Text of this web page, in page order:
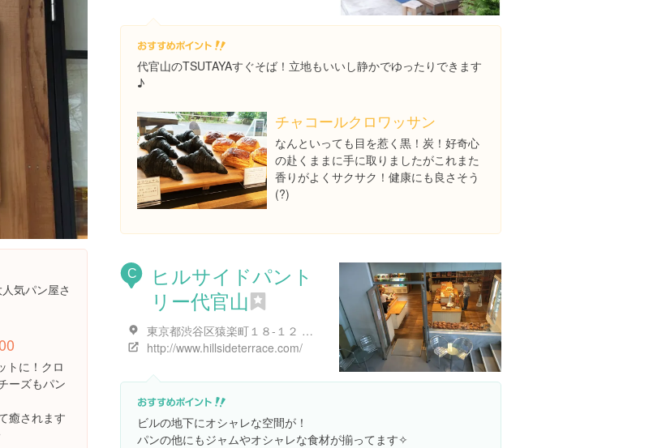
気パン屋さ
トに！クロ
ーズもパン
癒されます
代官山のTSUTAYAすぐそば！立地もいいし静かでゆったりできます
♪
チャコールクロワッサン
なんといっても目を惹く黒！炭！好奇心
の赴くままに手に取りましたがこれまた
香りがよくサクサク！健康にも良さそう
(?)
C
ヒルサイドパント
リー代官山
東京都渋谷区猿楽町１８-１２ ヒルサイドテラスG棟 B1
http://www.hillsideterrace.com/
ビルの地下にオシャレな空間が！
パンの他にもジャムやオシャレな食材が揃ってます✧